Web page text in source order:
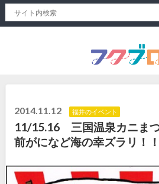
2014.11.12 福井のイベント
11/15.16 三国温泉カニま
前がになど海の幸ズラリ！！